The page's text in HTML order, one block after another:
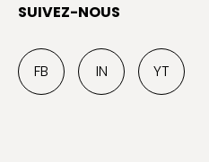
SUIVEZ-NOUS
FB IN YT